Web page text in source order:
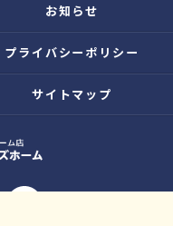
お知らせ
プライバシーポリシー
サイトマップ